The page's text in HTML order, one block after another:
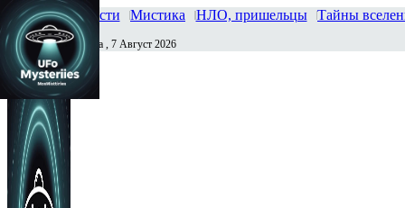
Главная Новости Мистика НЛО, пришельцы Тайны
Сегодня Пятница , 7 Август 2026